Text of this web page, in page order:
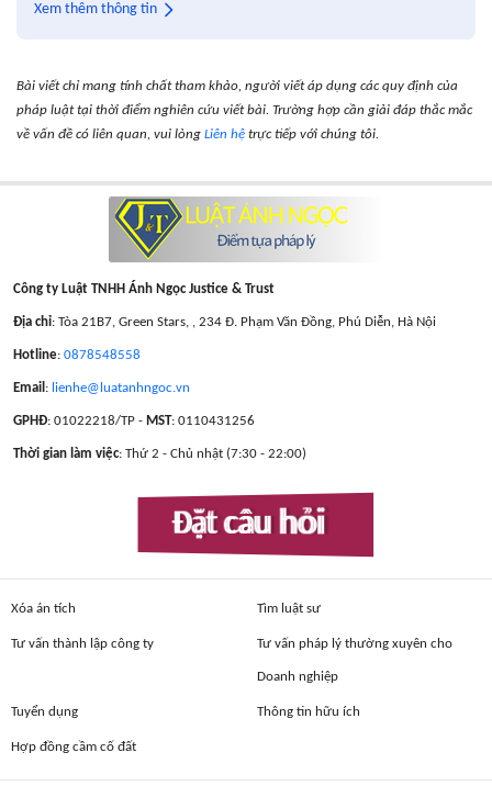
Xem thêm thông tin
Bài viết chỉ mang tính chất tham khảo, người viết áp dụng các quy định của
pháp luật tại thời điểm nghiên cứu viết bài. Trường hợp cần giải đáp thắc mắc
về vấn đề có liên quan, vui lòng Liên hệ trực tiếp với chúng tôi.
Công ty Luật TNHH Ánh Ngọc Justice & Trust
Địa chỉ: Tòa 21B7, Green Stars, , 234 Đ. Phạm Văn Đồng, Phú Diễn, Hà Nội
Hotline: 0878548558
Email : lienhe@luatanhngoc.vn
GPHĐ: 01022218/TP - MST: 0110431256
Thời gian làm việc: Thứ 2 - Chủ nhật (7:30 - 22:00)
Đặt câu hỏi
Xóa án tích Tìm luật sư
Tư vấn thành lập công ty Tư vấn pháp lý thường xuyên cho
Doanh nghiệp
Tuyển dụng Thông tin hữu ích
Hợp đồng cầm cố đất